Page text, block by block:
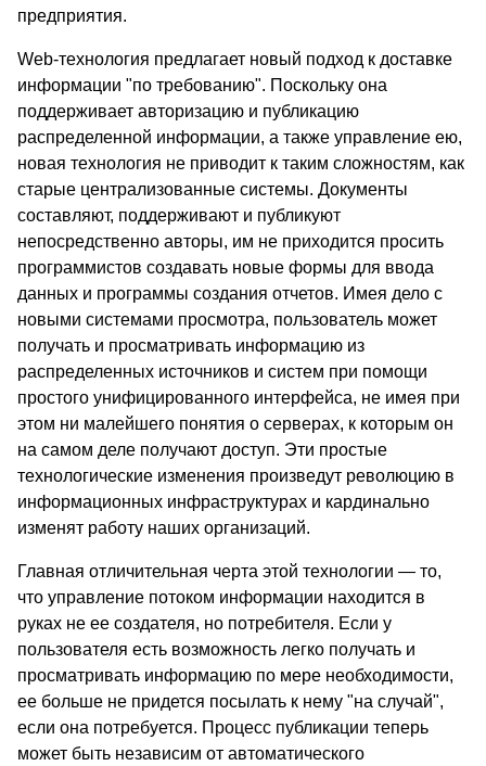
предприятия.
Web-технология предлагает новый подход к доставке
информации "по требованию". Поскольку она
поддерживает авторизацию и публикацию
распределенной информации, а также управление ею,
новая технология не приводит к таким сложностям, как
старые централизованные системы. Документы
составляют, поддерживают и публикуют
непосредственно авторы, им не приходится просить
программистов создавать новые формы для ввода
данных и программы создания отчетов. Имея дело с
новыми системами просмотра, пользователь может
получать и просматривать информацию из
распределенных источников и систем при помощи
простого унифицированного интерфейса, не имея при
этом ни малейшего понятия о серверах, к которым он
на самом деле получают доступ. Эти простые
технологические изменения произведут революцию в
информационных инфраструктурах и кардинально
изменят работу наших организаций.
Главная отличительная черта этой технологии — то,
что управление потоком информации находится в
руках не ее создателя, но потребителя. Если у
пользователя есть возможность легко получать и
просматривать информацию по мере необходимости,
ее больше не придется посылать к нему "на случай",
если она потребуется. Процесс публикации теперь
может быть независим от автоматического